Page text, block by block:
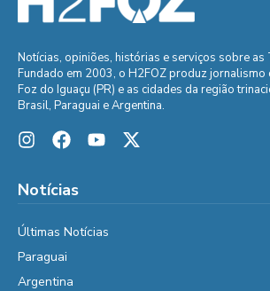
Notícias, opiniões, histórias e serviços sobre as
Fundado em 2003, o H2FOZ produz
Foz do Iguaçu (PR) e as cidades da região
Brasil, Paraguai e Argentina.
Notícias
Últimas Notícias
Paraguai
Argentina